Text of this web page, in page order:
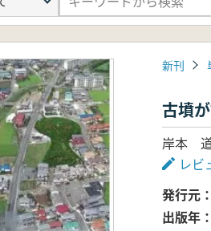
新刊
古墳
岸本
レビ
発行元
出版年